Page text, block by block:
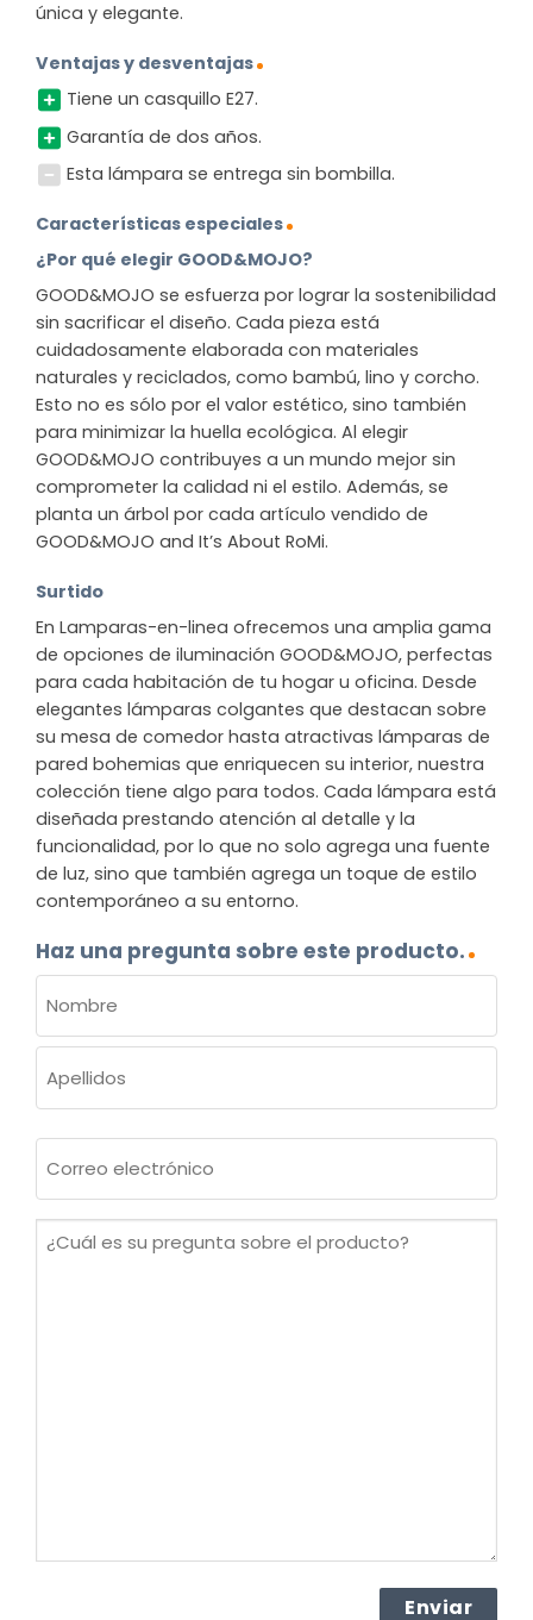
única y elegante.
Ventajas y desventajas
Tiene un casquillo E27.
Garantía de dos años.
Esta lámpara se entrega sin bombilla.
Características especiales
¿Por qué elegir GOOD&MOJO?
GOOD&MOJO se esfuerza por lograr la sostenibilidad
sin sacrificar el diseño. Cada pieza está
cuidadosamente elaborada con materiales
naturales y reciclados, como bambú, lino y corcho.
Esto no es sólo por el valor estético, sino también
para minimizar la huella ecológica. Al elegir
GOOD&MOJO contribuyes a un mundo mejor sin
comprometer la calidad ni el estilo. Además, se
planta un árbol por cada artículo vendido de
GOOD&MOJO and It’s About RoMi.
Surtido
En Lamparas-en-linea ofrecemos una amplia gama
de opciones de iluminación GOOD&MOJO, perfectas
para cada habitación de tu hogar u oficina. Desde
elegantes lámparas colgantes que destacan sobre
su mesa de comedor hasta atractivas lámparas de
pared bohemias que enriquecen su interior, nuestra
colección tiene algo para todos. Cada lámpara está
diseñada prestando atención al detalle y la
funcionalidad, por lo que no solo agrega una fuente
de luz, sino que también agrega un toque de estilo
contemporáneo a su entorno.
Haz una pregunta sobre este producto.
(OBLIGATORIO)
Nombre
electrónico
¿Cuál